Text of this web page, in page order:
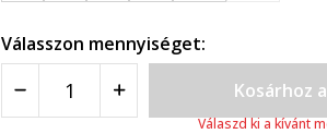
Válasszon mennyiséget:
Kosárhoz
Válaszd ki a kívánt